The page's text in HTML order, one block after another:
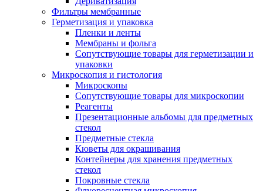
Фильтры мембранные
Герметизация и упаковка
Пленки и ленты
Мембраны и фольга
Сопутствующие товары для герметизации и
упаковки
Микроскопия и гистология
Микроскопы
Сопутствующие товары для микроскопии
Реагенты
Презентационные альбомы для предметных
стекол
Предметные стекла
Кюветы для окрашивания
Контейнеры для хранения предметных
стекол
Покровные стекла